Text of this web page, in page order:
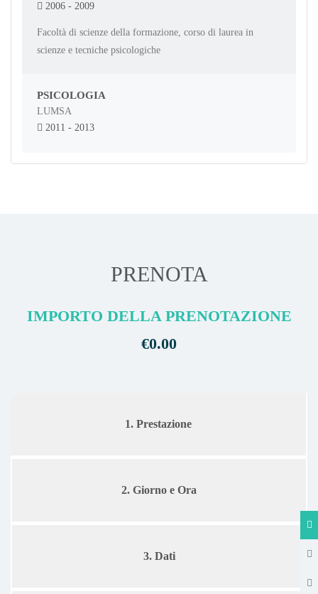
2006 - 2009
Facoltà di scienze della formazione, corso di laurea in
scienze e tecniche psicologiche
PSICOLOGIA
LUMSA
2011 - 2013
PRENOTA
IMPORTO DELLA PRENOTAZIONE
€0.00
1. Prestazione
2. Giorno e Ora
3. Dati